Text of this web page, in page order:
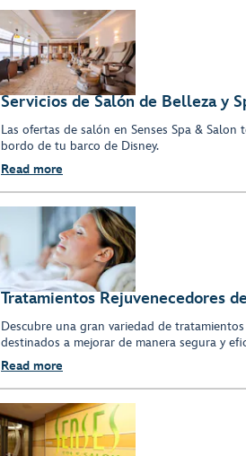
Servicios de Salón de Belleza y
Las ofertas de salón en Senses Spa &
bordo de tu barco de Disney.
Read more
Tratamientos Rejuvenecedores
Descubre una gran variedad de
destinados a mejorar de manera segura y
Read more